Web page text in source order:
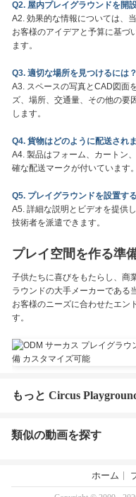
Q2. 屋内プレイグラウンドを開
A2. 効果的な情報については、
お客様のアイデアと予算に基づ
ます。
Q3. 適切な場所を見つけるには？
A3. スペースの写真とCAD図面
ズ、場所、交通量、その他の要
します。
Q4. 貨物はどのように配送され
A4. 製品はフォーム、カートン
確な配送マークが付いています。
Q5. プレイグラウンドを設置す
A5. 詳細な説明とビデオを提供
技術者を派遣できます。
プレイ空間を作る準
子供たちに喜びをもたらし、商
ラウンドの大手メーカーである
お客様のニーズに合わせたエン
す。
もっと Circus
類似の動画を探す
ホーム